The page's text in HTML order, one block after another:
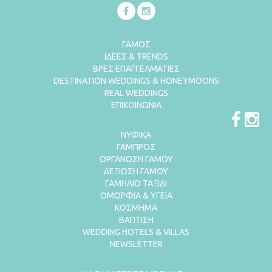
ΓΑΜΟΣ
ΙΔΕΕΣ & TRENDS
ΒΡΕΣ ΕΠΑΓΓΕΛΜΑΤΙΕΣ
DESTINATION WEDDINGS & HONEYMOONS
REAL WEDDINGS
ΕΠΙΚΟΙΝΩΝΙΑ
ΝΥΦΙΚΑ
ΓΑΜΠΡΟΣ
ΟΡΓΑΝΩΣΗ ΓΑΜΟΥ
ΔΕΞΙΩΣΗ ΓΑΜΟΥ
ΓΑΜΗΛΙΟ ΤΑΞΙΔΙ
ΟΜΟΡΦΙΑ & ΥΓΕΙΑ
ΚΟΣΜΗΜΑ
ΒΑΠΤΙΣΗ
WEDDING HOTELS & VILLAS
NEWSLETTER